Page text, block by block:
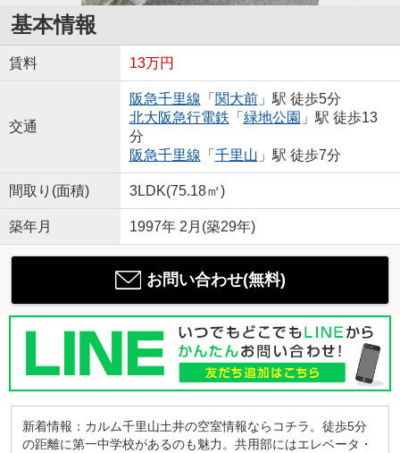
基本情報
賃料 13万円
交通
阪急千里線 「 関大前」駅 徒歩5分
北大阪急行電鉄 「 緑地公園 」駅 徒歩13
分
阪急千里線 「 千里山 」駅 徒歩7分
間取り(面積) 3LDK(75.18㎡)
築年月 1997年 2月(築29年)
お問い合わせ(無料)
新着情報：カルム千里山土井の空室情報ならコチラ。徒歩5分
の距離に第一中学校があるのも魅力。共用部にはエレベータ・